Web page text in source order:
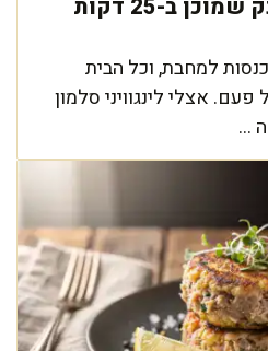
לינגוויני סלמון מפנק שמוכן ב-25 דקות
למחבת, וכל הבית
אצלי לינגוויני סלמון
...